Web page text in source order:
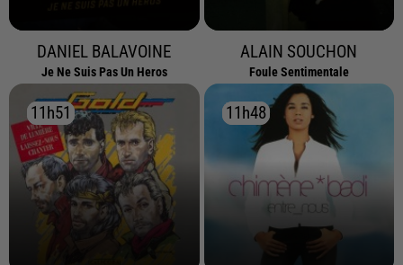
DANIEL BALAVOINE
Je Ne Suis Pas Un Heros
ALAIN SOUCHON
Foule Sentimentale
11h51
11h51 11h48
11h48